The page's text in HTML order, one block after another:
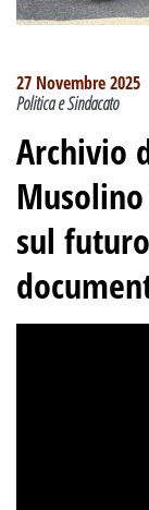
27 Novembre 2025
Politica e Sindacato
Archivio
sul